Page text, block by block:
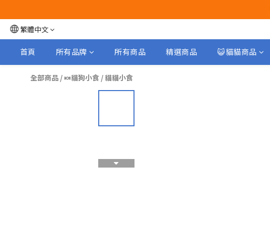
繁體中文
首頁 所有品牌 所有商品 精選商品 😺貓貓商品
全部商品 / 🍬貓狗小食 /貓貓小食